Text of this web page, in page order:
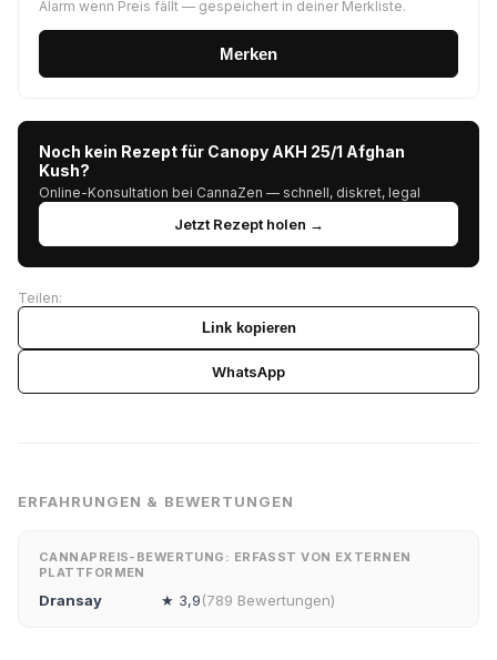
Alarm wenn Preis fällt — gespeichert in deiner Merkliste.
Merken
Noch kein Rezept für Canopy AKH 25/1 Afghan
Kush?
Online-Konsultation bei CannaZen — schnell, diskret, legal
Jetzt Rezept holen →
Teilen:
Link kopieren
WhatsApp
ERFAHRUNGEN & BEWERTUNGEN
CANNAPREIS-BEWERTUNG: ERFASST VON EXTERNEN
PLATTFORMEN
Dransay ★ 3,9(789 Bewertungen)